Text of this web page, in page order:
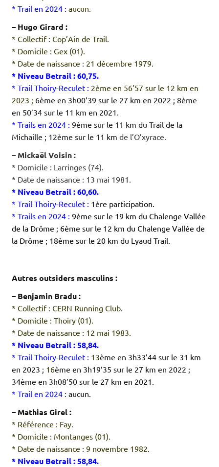
* Trail en 2024 : aucun.
– Hugo Girard :
* Collectif : Cop’Ain de Trail.
* Domicile : Gex (01).
* Date de naissance : 21 décembre 1979.
* Niveau Betrail : 60,75.
* Trail Thoiry-Reculet : 2ème en 56’57 sur le 12 km en
2023 ; 6ème en 3h00’39 sur le 27 km en 2022 ; 8ème
en 50’34 sur le 11 km en 2021.
* Trails en 2024 : 9ème sur le 11 km du Trail de la
Michaille ; 12ème sur le 11 km de l’O’xyrace.
– Mickaël Voisin :
* Domicile : Larringes (74).
* Date de naissance : 13 mai 1981.
* Niveau Betrail : 60,60.
* Trail Thoiry-Reculet : 1ère participation.
* Trails en 2024 : 9ème sur le 19 km du Chalenge Vallée
de la Drôme ; 6ème sur le 12 km du Chalenge Vallée de
la Drôme ; 18ème sur le 20 km du Lyaud Trail.
Autres outsiders masculins :
– Benjamin Bradu :
* Collectif : CERN Running Club.
* Domicile : Thoiry (01).
* Date de naissance : 12 mai 1983.
* Niveau Betrail : 58,84.
* Trail Thoiry-Reculet : 13ème en 3h33’44 sur le 31 km
en 2023 ; 16ème en 3h19’35 sur le 27 km en 2022 ;
34ème en 3h08’50 sur le 27 km en 2021.
* Trail en 2024 : aucun.
– Mathias Girel :
* Référence : Fay.
* Domicile : Montanges (01).
* Date de naissance : 9 novembre 1982.
* Niveau Betrail : 58,84.